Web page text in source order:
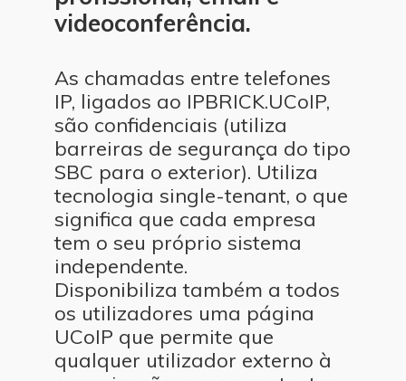
videoconferência.
As chamadas entre telefones
IP, ligados ao IPBRICK.UCoIP,
são confidenciais (utiliza
barreiras de segurança do tipo
SBC para o exterior). Utiliza
tecnologia single-tenant, o que
significa que cada empresa
tem o seu próprio sistema
independente.
Disponibiliza também a todos
os utilizadores uma página
UCoIP que permite que
qualquer utilizador externo à